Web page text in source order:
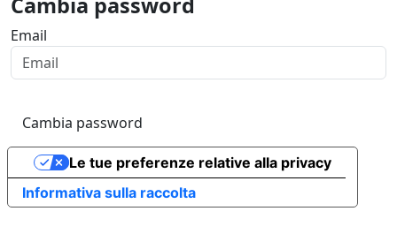
Email
Cambia password
Informativa sulla raccolta
Le tue preferenze relative alla privacy